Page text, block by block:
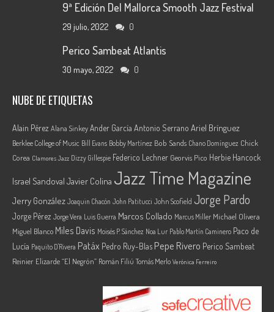
9ª Edición Del Mallorca Smooth Jazz Festival
29 julio, 2022 0
Perico Sambeat Atlantis
30 mayo, 2022 0
NUBE DE ETIQUETAS
Alain PérezAlana SinkeyAnder García Antonio Serrano Ariel Brínguez
Berklee College of Music Bill Evans Bobby Martínez Bob Sands Chano Domínguez Chick
Corea Clamores Jazz Dizzy Gillespie Federico Lechner Georvis Pico Herbie Hancock
Israel Sandoval Javier Colina Jazz Time Magazine
Jerry González Joaquin Chacón John Patitucci John Scofield Jorge Pardo
Jorge Pérez Jorge Vera Luis Guerra Marcos Collado Marcus Miller Michael Olivera
Miguel Blanco Miles Davis Moisés P. Sánchez Noa Lur Pablo Martín Caminero Paco de
Lucía Paquito D'Rivera Patáx Pedro Ruy-Blas Pepe Rivero Perico Sambeat
Reinier Elizarde “El Negrón” Román Filiú Tomás Merlo Verónica Ferreiro